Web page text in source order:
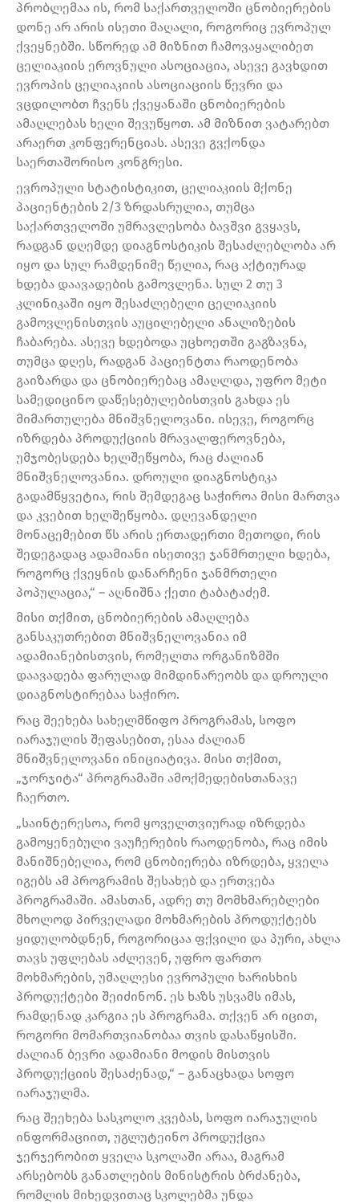
პრობლემაა ის, რომ საქართველოში ცნობიერების
დონე არ არის ისეთი მაღალი, როგორიც ევროპულ
ქვეყნებში. სწორედ ამ მიზნით ჩამოვაყალიბეთ
ცელიაკიის ეროვნული ასოციაცია, ასევე გავხდით
ევროპის ცელიაკიის ასოციაციის წევრი და
ვცდილობთ ჩვენს ქვეყანაში ცნობიერების
ამაღლებას ხელი შევუწყოთ. ამ მიზნით ვატარებთ
არაერთ კონფერენციას. ასევე გვქონდა
საერთაშორისო კონგრესი.
ევროპული სტატისტიკით, ცელიაკიის მქონე
პაციენტების 2/3 ზრდასრულია, თუმცა
საქართველოში უმრავლესობა ბავშვი გვყავს,
რადგან დღემდე დიაგნოსტიკის შესაძლებლობა არ
იყო და სულ რამდენიმე წელია, რაც აქტიურად
ხდება დაავადების გამოვლენა. სულ 2 თუ 3
კლინიკაში იყო შესაძლებელი ცელიაკიის
გამოვლენისთვის აუცილებელი ანალიზების
ჩაბარება. ასევე ხდებოდა უცხოეთში გაგზავნა,
თუმცა დღეს, რადგან პაციენტთა რაოდენობა
გაიზარდა და ცნობიერებაც ამაღლდა, უფრო მეტი
სამედიცინო დაწესებულებისთვის გახდა ეს
მიმართულება მნიშვნელოვანი. ისევე, როგორც
იზრდება პროდუქციის მრავალფეროვნება,
უმჯობესდება ხელშეწყობა, რაც ძალიან
მნიშვნელოვანია. დროული დიაგნოსტიკა
გადამწყვეტია, რის შემდეგაც საჭიროა მისი მართვა
და კვებით ხელშეწყობა. დღევანდელი
მონაცემებით წს არის ერთადერთი მეთოდი, რის
შედეგადაც ადამიანი ისეთივე ჯანმრთელი ხდება,
როგორც ქვეყნის დანარჩენი ჯანმრთელი
პოპულაცია,“ – აღნიშნა ქეთი ტაბატაძემ.
მისი თქმით, ცნობიერების ამაღლება
განსაკუთრებით მნიშვნელოვანია იმ
ადამიანებისთვის, რომელთა ორგანიზმში
დაავადება ფარულად მიმდინარეობს და დროული
დიაგნოსტირებაა საჭირო.
რაც შეეხება სახელმწიფო პროგრამას, სოფო
იარაჯულის შეფასებით, ესაა ძალიან
მნიშვნელოვანი ინიციატივა. მისი თქმით,
„ჯორჯიტა“ პროგრამაში ამოქმედებისთანავე
ჩაერთო.
„საინტერესოა, რომ ყოველთვიურად იზრდება
გამოყენებული ვაუჩერების რაოდენობა, რაც იმის
მანიშნებელია, რომ ცნობიერება იზრდება, ყველა
იგებს ამ პროგრამის შესახებ და ერთვება
პროგრამაში. ამასთან, ადრე თუ მომხმარებლები
მხოლოდ პირველადი მოხმარების პროდუქტებს
ყიდულობდნენ, როგორიცაა ფქვილი და პური, ახლა
თავს უფლებას აძლევენ, უფრო ფართო
მოხმარების, უმაღლესი ევროპული ხარისხის
პროდუქტები შეიძინონ. ეს ხაზს უსვამს იმას,
რამდენად კარგია ეს პროგრამა. თქვენ არ იცით,
როგორი მომართვიანობაა თვის დასაწყისში.
ძალიან ბევრი ადამიანი მოდის მისთვის
პროდუქციის შესაძენად,“ – განაცხადა სოფო
იარაჯულმა.
რაც შეეხება სასკოლო კვებას, სოფო იარაჯულის
ინფორმაციით, უგლუტეინო პროდუქცია
ჯერჯერობით ყველა სკოლაში არაა, მაგრამ
არსებობს განათლების მინისტრის ბრძანება,
რომლის მიხედვითაც სკოლებმა უნდა